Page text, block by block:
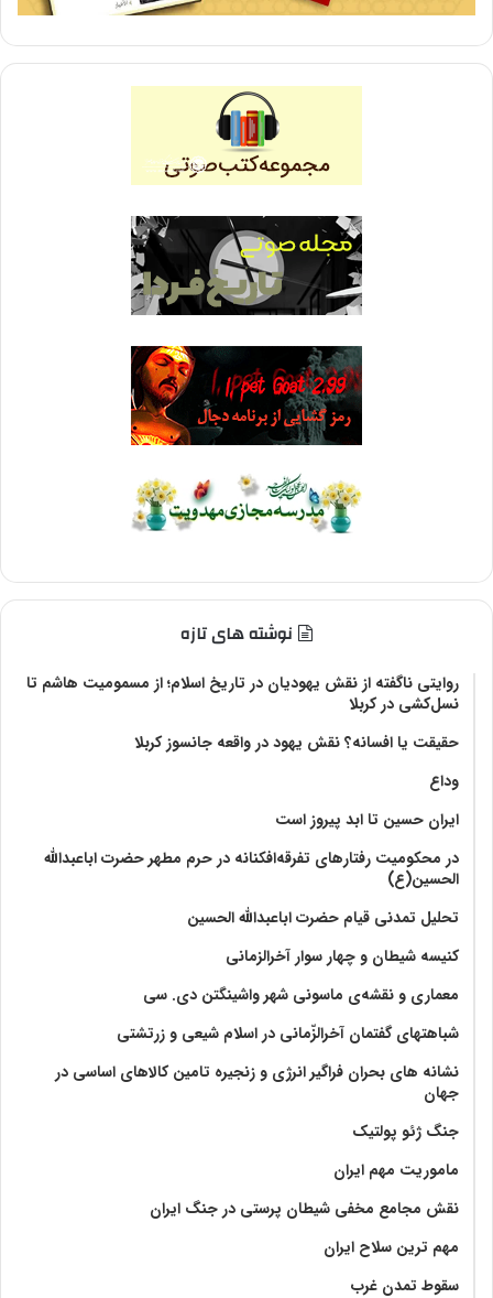
نوشته های تازه
روایتی ناگفته از نقش یهودیان در تاریخ اسلام؛ از مسمومیت هاشم تا
نسل‌کشی در کربلا
حقیقت یا افسانه؟‌ نقش یهود در واقعه جانسوز کربلا
وداع
ایران حسین تا ابد پیروز است
در محکومیت رفتارهای تفرقه‌افکنانه در حرم مطهر حضرت اباعبدالله
الحسین(ع)
تحلیل تمدنی قیام حضرت اباعبدالله الحسین
کنیسه شیطان و چهار سوار آخرالزمانی
معماری و نقشه‌ی ماسونی شهر واشينگتن دی. سی
شباهتهای گفتمان آخر‌الزّمانی در اسلام شیعی و زرتشتی
نشانه های بحران فراگیر انرژی و زنجیره تامین کالاهای اساسی در
جهان
جنگ ژئو پولتیک
ماموریت مهم ایران
نقش مجامع مخفی شیطان پرستی در جنگ ایران
مهم ترین سلاح ایران
سقوط تمدن غرب